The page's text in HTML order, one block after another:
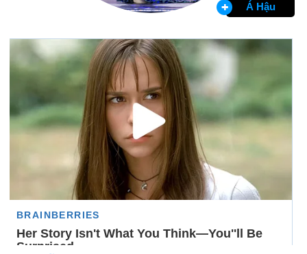
Á Hậu